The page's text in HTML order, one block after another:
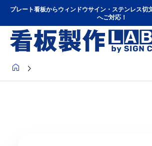
プレート看板からウィンドウサイン・ステンレス切
へご対応！
 